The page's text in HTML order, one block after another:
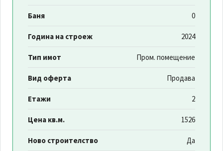
Баня 0
Година на строеж 2024
Тип имот Пром. помещение
Вид оферта Продава
Етажи 2
Цена кв.м. 1526
Ново строителство Да